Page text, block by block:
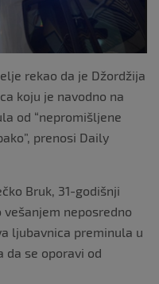
rekao da je Džordžija
koju je navodno na
od “nepromišljene
prenosi Daily
Bruk, 31-godišnji
vešanjem neposredno
ljubavnica preminula u
da se oporavi od